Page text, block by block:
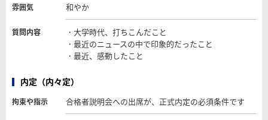
雰囲気 和やか
質問内容
・大学時代、打ちこんだこと
・最近のニュースの中で印象的だったこと
・最近、感動したこと
内定（内々定）
拘束や指示 合格者説明会への出席が、正式内定の必須条件です